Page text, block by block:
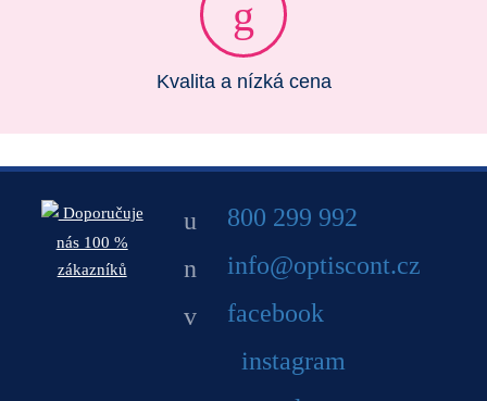
Kvalita a nízká cena
Doporučuje
nás 100 %
zákazníků
800 299 992
info@optiscont.cz
facebook
instagram